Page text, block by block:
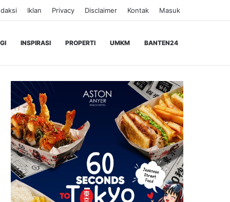
Iklan Privacy Disclaimer Kontak Masuk
INSPIRASI PROPERTI UMKM BANTEN24